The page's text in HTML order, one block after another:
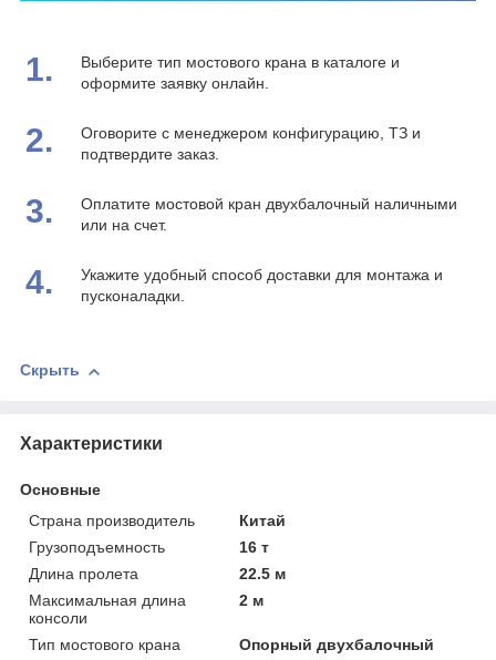
1.
Выберите тип мостового крана в каталоге и
оформите заявку онлайн.
2.
Оговорите с менеджером конфигурацию, ТЗ и
подтвердите заказ.
3.
Оплатите мостовой кран двухбалочный наличными
или на счет.
4.
Укажите удобный способ доставки для монтажа и
пусконаладки.
Скрыть
Характеристики
Основные
Страна производитель
Китай
Грузоподъемность
16 т
Длина пролета
22.5 м
Максимальная длина
консоли
2 м
Тип мостового крана
Опорный двухбалочный